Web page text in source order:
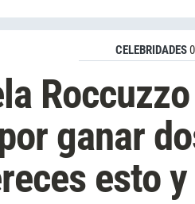
CELEBRIDADES
ganar
esto